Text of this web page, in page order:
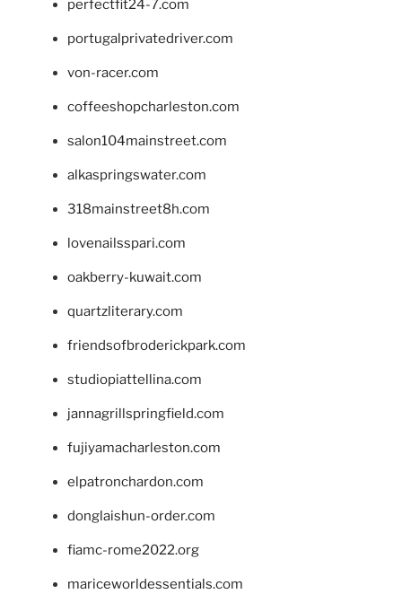
perfectfit24-7.com
portugalprivatedriver.com
von-racer.com
coffeeshopcharleston.com
salon104mainstreet.com
alkaspringswater.com
318mainstreet8h.com
lovenailsspari.com
oakberry-kuwait.com
quartzliterary.com
friendsofbroderickpark.com
studiopiattellina.com
jannagrillspringfield.com
fujiyamacharleston.com
elpatronchardon.com
donglaishun-order.com
fiamc-rome2022.org
mariceworldessentials.com